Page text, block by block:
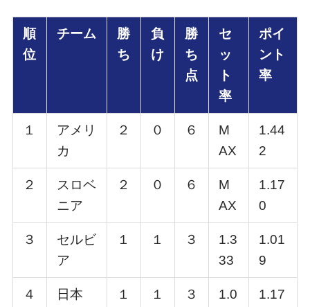
順
位
チーム
勝
ち
負
け
勝
ち
点
セ
ッ
ト
率
ポイ
ント
率
１
アメリ
カ
２ ０ ６
M
AX
1.44
2
２
スロベ
ニア
２ ０ ６
M
AX
1.17
0
３
セルビ
ア
１ １ ３
1.3
33
1.01
9
４ 日本 １ １ ３
1.0
1.17